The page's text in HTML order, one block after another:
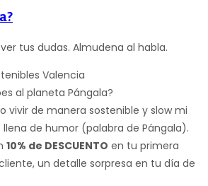
tus dudas. Almudena al habla.
al planeta Pángala?
vivir de manera sostenible y slow mi
de humor (palabra de Pángala).
10% de DESCUENTO en tu primera
un detalle sorpresa en tu día de